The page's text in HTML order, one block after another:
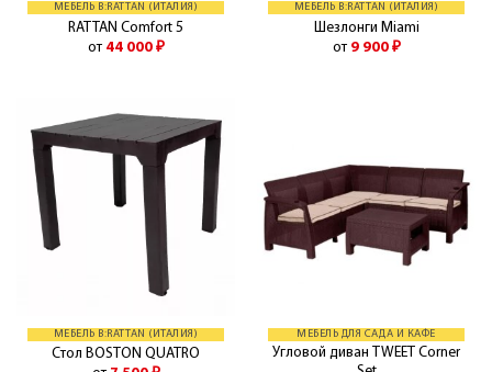
МЕБЕЛЬ B:RATTAN (ИТАЛИЯ)
RATTAN Comfort 5
от 44 000 ₽
МЕБЕЛЬ B:RATTAN (ИТАЛИЯ)
Шезлонги Miami
от 9 900 ₽
МЕБЕЛЬ B:RATTAN (ИТАЛИЯ)
Стол BOSTON QUATRO
МЕБЕЛЬ ДЛЯ САДА И КАФЕ
Угловой диван TWEET Corner